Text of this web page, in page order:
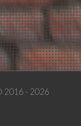
2016 - 2026